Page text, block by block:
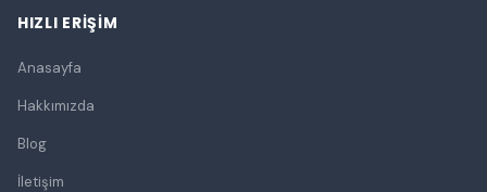
HIZLI ERIŞIM
Anasayfa
Hakkımızda
Blog
İletişim